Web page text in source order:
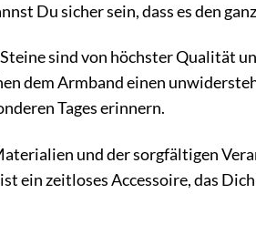
Du sicher sein, dass es den
sind von höchster Qualität
dem Armband einen
Tages erinnern.
und der sorgfältigen
ein zeitloses Accessoire, das